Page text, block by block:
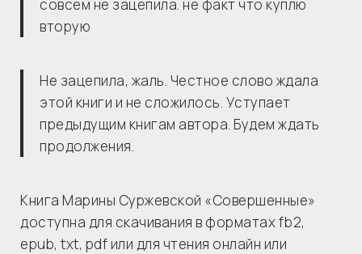
совсем не зацепила. не факт что куплю
вторую
Не зацепила, жаль. Честное слово ждала
этой книги и не сложилось. Уступает
предыдущим книгам автора. Будем ждать
продолжения.
Книга Марины Суржевской «Совершенные»
доступна для скачивания в форматах fb2,
epub, txt, pdf или для чтения онлайн или